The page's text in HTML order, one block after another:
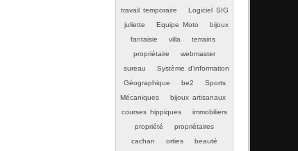
travail temporaire
Logiciel SIG
juliette
Equipe Moto
bijoux
fantaisie
villa
terrains
propriétaire
webmaster
sureau
Système d'information
Géographique
be2
Sports
Mécaniques
bijoux artisanaux
courses hippiques
immobiliers
propriété
propriétaires
cachan
orties
beauté